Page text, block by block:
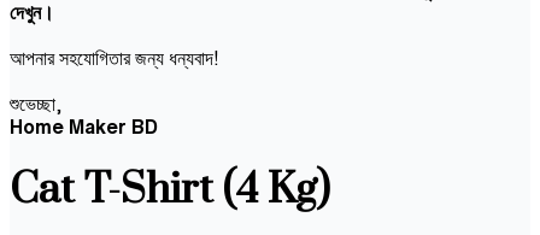
দেখুন।
আপনার সহযোগিতার জন্য ধন্যবাদ!
শুভেচ্ছা,
Home Maker BD
Cat T-Shirt (4 Kg)